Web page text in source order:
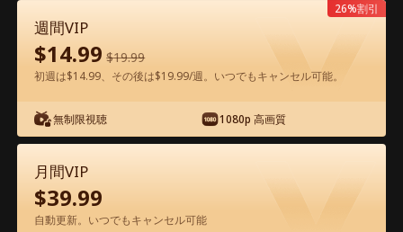
アプリ内で無料視聴可能
週間VIP
$14.99 $19.99
初週は$14.99、その後は$19.99/週。いつでもキャンセル可能。
無制限視聴 1080p 高画質
26%割引
月間VIP
$39.99
自動更新。いつでもキャンセル可能